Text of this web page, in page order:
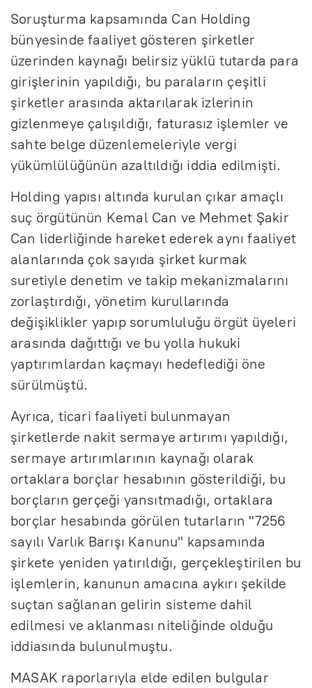
Soruşturma kapsamında Can Holding
bünyesinde faaliyet gösteren şirketler
üzerinden kaynağı belirsiz yüklü tutarda para
girişlerinin yapıldığı, bu paraların çeşitli
şirketler arasında aktarılarak izlerinin
gizlenmeye çalışıldığı, faturasız işlemler ve
sahte belge düzenlemeleriyle vergi
yükümlülüğünün azaltıldığı iddia edilmişti.
Holding yapısı altında kurulan çıkar amaçlı
suç örgütünün Kemal Can ve Mehmet Şakir
Can liderliğinde hareket ederek aynı faaliyet
alanlarında çok sayıda şirket kurmak
suretiyle denetim ve takip mekanizmalarını
zorlaştırdığı, yönetim kurullarında
değişiklikler yapıp sorumluluğu örgüt üyeleri
arasında dağıttığı ve bu yolla hukuki
yaptırımlardan kaçmayı hedeflediği öne
sürülmüştü.
Ayrıca, ticari faaliyeti bulunmayan
şirketlerde nakit sermaye artırımı yapıldığı,
sermaye artırımlarının kaynağı olarak
ortaklara borçlar hesabının gösterildiği, bu
borçların gerçeği yansıtmadığı, ortaklara
borçlar hesabında görülen tutarların "7256
sayılı Varlık Barışı Kanunu" kapsamında
şirkete yeniden yatırıldığı, gerçekleştirilen bu
işlemlerin, kanunun amacına aykırı şekilde
suçtan sağlanan gelirin sisteme dahil
edilmesi ve aklanması niteliğinde olduğu
iddiasında bulunulmuştu.
MASAK raporlarıyla elde edilen bulgular